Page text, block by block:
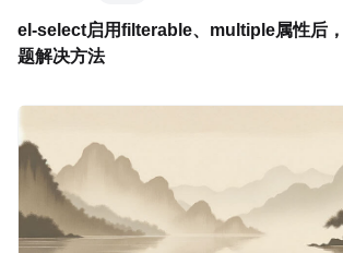
el-select启用filterable、multiple属性后
题解决方法